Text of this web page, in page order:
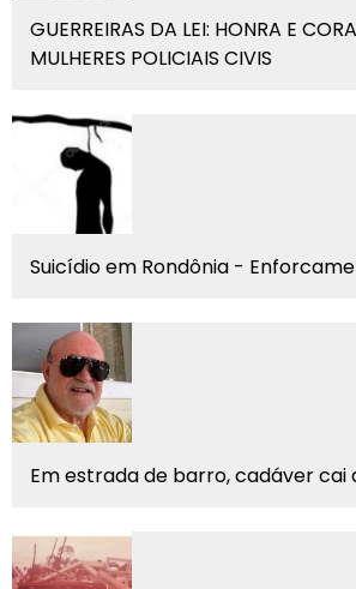
GUERREIRAS DA LEI: HONRA E
MULHERES POLICIAIS CIVIS
Suicídio em Rondônia -
Em estrada de barro, cadáver cai